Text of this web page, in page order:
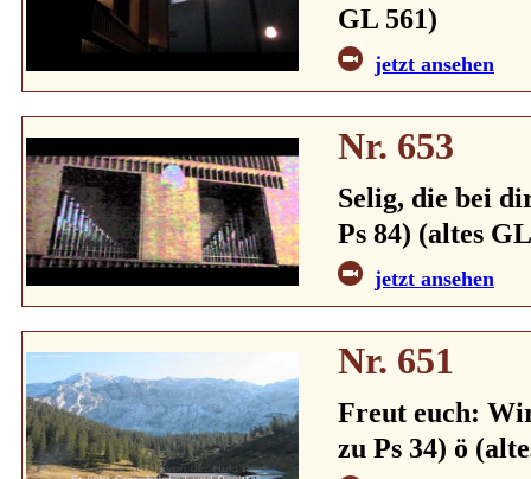
GL 561)
jetzt ansehen
Nr. 653
Selig, die bei
Ps 84) (altes
jetzt ansehen
Nr. 651
Freut euch:
zu Ps 34) ö